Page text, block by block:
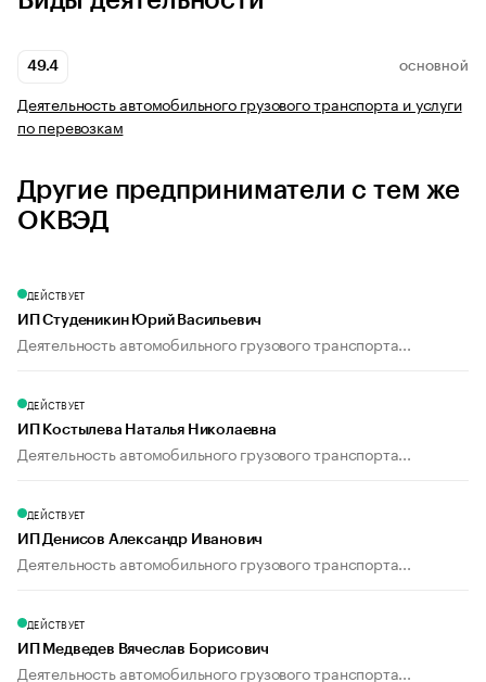
49.4 ОСНОВНОЙ
Деятельность автомобильного грузового транспорта и услуги
по перевозкам
Другие предприниматели с тем же
ОКВЭД
ДЕЙСТВУЕТ
ИП Студеникин Юрий Васильевич
Деятельность автомобильного грузового транспорта...
ДЕЙСТВУЕТ
ИП Костылева Наталья Николаевна
Деятельность автомобильного грузового транспорта...
ДЕЙСТВУЕТ
ИП Денисов Александр Иванович
Деятельность автомобильного грузового транспорта...
ДЕЙСТВУЕТ
ИП Медведев Вячеслав Борисович
Деятельность автомобильного грузового транспорта...